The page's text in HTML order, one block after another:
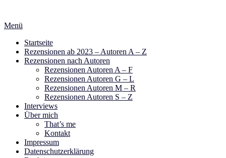
springen
Menü
Startseite
Rezensionen ab 2023 – Autoren A – Z
Rezensionen nach Autoren
Rezensionen Autoren A – F
Rezensionen Autoren G – L
Rezensionen Autoren M – R
Rezensionen Autoren S – Z
Interviews
Über mich
That’s me
Kontakt
Impressum
Datenschutzerklärung